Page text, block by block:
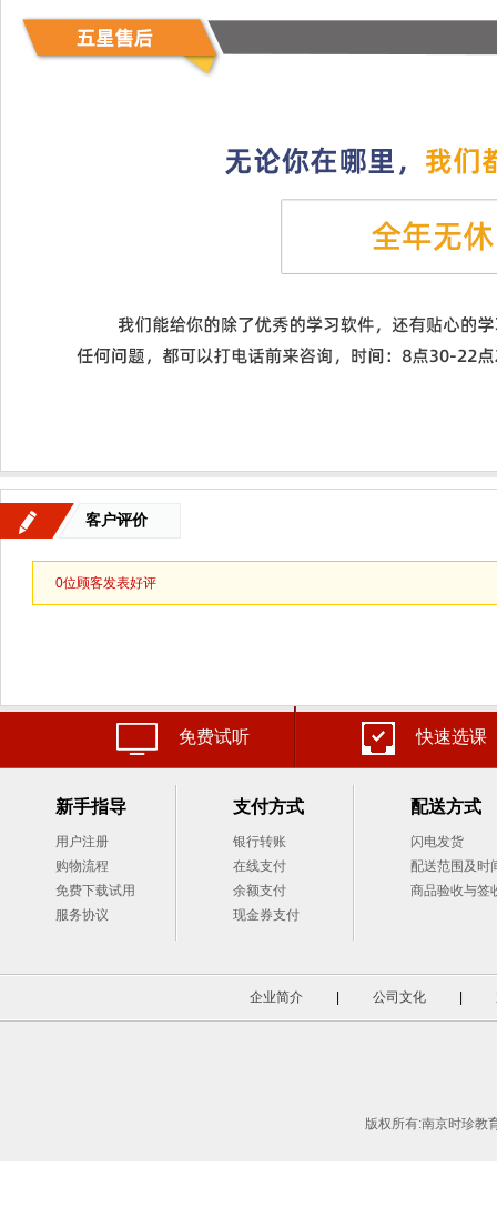
客户评价
0位顾客发表好评
免费试听 快速选课
新手指导
用户注册
购物流程
免费下载试用
服务协议
支付方式
银行转账
在线支付
余额支付
现金券支付
配送方式
闪电发货
配送范围及时
商品验收与签
企业简介 公司文化
版权所有:南京时珍教